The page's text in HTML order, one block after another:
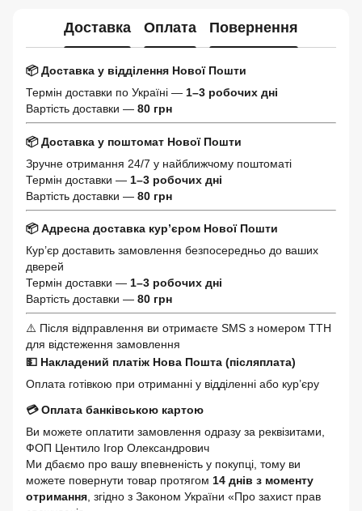
Доставка Оплата Повернення
📦 Доставка у відділення Нової Пошти
Термін доставки по Україні — 1–3 робочих дні
Вартість доставки — 80 грн
📦 Доставка у поштомат Нової Пошти
Зручне отримання 24/7 у найближчому поштоматі
Термін доставки — 1–3 робочих дні
Вартість доставки — 80 грн
📦 Адресна доставка кур’єром Нової Пошти
Кур’єр доставить замовлення безпосередньо до ваших
дверей
Термін доставки — 1–3 робочих дні
Вартість доставки — 80 грн
⚠️ Після відправлення ви отримаєте SMS з номером ТТН
для відстеження замовлення
💵 Накладений платіж Нова Пошта (післяплата)
Оплата готівкою при отриманні у відділенні або кур’єру
💳 Оплата банківською картою
Ви можете оплатити замовлення одразу за реквізитами,
ФОП Центило Ігор Олександрович
Ми дбаємо про вашу впевненість у покупці, тому ви
можете повернути товар протягом 14 днів з моменту
отримання , згідно з Законом України «Про захист прав